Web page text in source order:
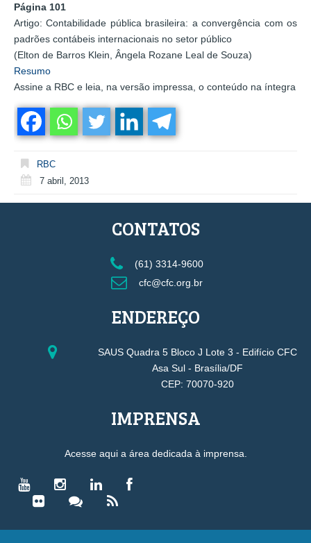
Página 101
Artigo: Contabilidade pública brasileira: a convergência com os
padrões contábeis internacionais no setor público
(Elton de Barros Klein, Ângela Rozane Leal de Souza)
Resumo
Assine a RBC e leia, na versão impressa, o conteúdo na íntegra
RBC
7 abril, 2013
CONTATOS
(61) 3314-9600
cfc@cfc.org.br
ENDEREÇO
SAUS Quadra 5 Bloco J Lote 3 - Edifício CFC
Asa Sul - Brasília/DF
CEP: 70070-920
IMPRENSA
Acesse aqui a área dedicada à imprensa.